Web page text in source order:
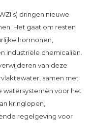
dringen nieuwe
Het gaat om resten
hormonen,
industriële chemicaliën.
van deze
samen met
voor het
kringlopen,
regelgeving voor